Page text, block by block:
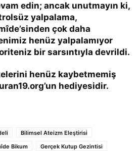
edin; ancak unutmayın ki,
yalpalama,
çok daha
henüz yalpalamıyor
bir sarsıntıyla devrildi.
henüz kaybetmemiş
hediyesidir.
Bilimsel Ateizm Eleştirisi
Bikum
Gerçek Kutup Gezintisi